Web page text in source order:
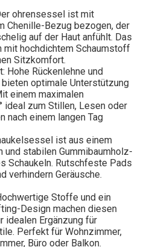
ohrensessel ist mit
Chenille-Bezug bezogen, der
auf der Haut anfühlt. Das
hochdichtem Schaumstoff
Sitzkomfort.
Hohe Rückenlehne und
optimale Unterstützung
einem maximalen
ideal zum Stillen, Lesen oder
nach einem langen Tag
ist aus einem
und stabilen Gummibaumholz-
Schaukeln. Rutschfeste Pads
verhindern Geräusche.
Stoffe und ein
Design machen diesen
idealen Ergänzung für
Perfekt für Wohnzimmer,
Büro oder Balkon.